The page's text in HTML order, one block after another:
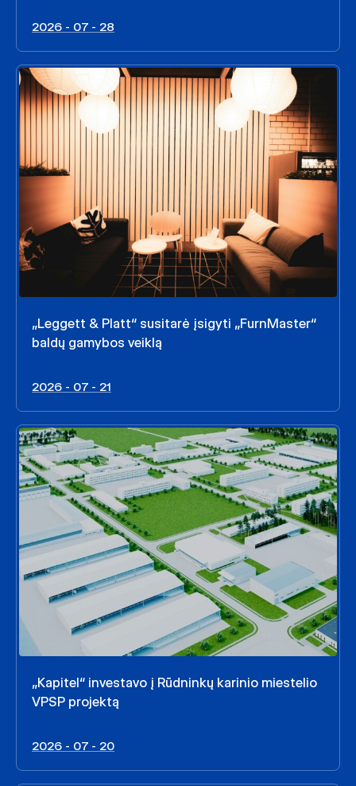
2026 - 07 - 28
„Leggett & Platt“ susitarė įsigyti „FurnMaster“
baldų gamybos veiklą
2026 - 07 - 21
„Kapitel“ investavo į Rūdninkų karinio miestelio
VPSP projektą
2026 - 07 - 20